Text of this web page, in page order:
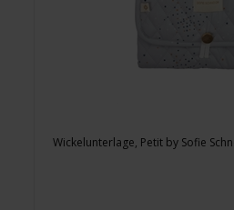
Wickelunterlage, Petit by Sofie